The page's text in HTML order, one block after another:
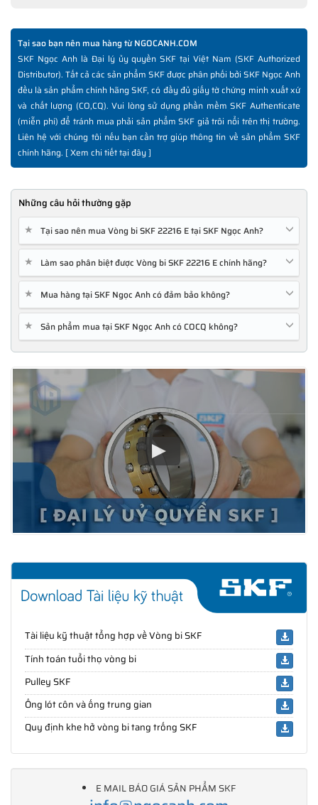
Tại sao bạn nên mua hàng từ NGOCANH.COM
SKF Ngọc Anh là Đại lý ủy quyền SKF tại Việt Nam (SKF Authorized
Distributor). Tất cả các sản phẩm SKF được phân phối bởi SKF Ngọc Anh
đều là sản phẩm chính hãng SKF, có đầy đủ giấy tờ chứng minh xuất xứ
và chất lượng (CO,CQ). Vui lòng sử dụng phần mềm SKF Authenticate
(miễn phí) để tránh mua phải sản phẩm SKF giả trôi nổi trên thị trường.
Liên hệ với chúng tôi nếu bạn cần trợ giúp thông tin về sản phẩm SKF
chính hãng. [Xem chi tiết tại đây]
Những câu hỏi thường gặp
★ Tại sao nên mua Vòng bi SKF 22216 E tại SKF Ngọc Anh?
★ Làm sao phân biệt được Vòng bi SKF 22216 E chính hãng?
★ Mua hàng tại SKF Ngọc Anh có đảm bảo không?
★ Sản phẩm mua tại SKF Ngọc Anh có COCQ không?
Tài liệu kỹ thuật tổng hợp về Vòng bi SKF
Tính toán tuổi thọ vòng bi
Pulley SKF
Ống lót côn và ống trung gian
Quy định khe hở vòng bi tang trống SKF
E MAIL BÁO GIÁ SẢN PHẨM SKF